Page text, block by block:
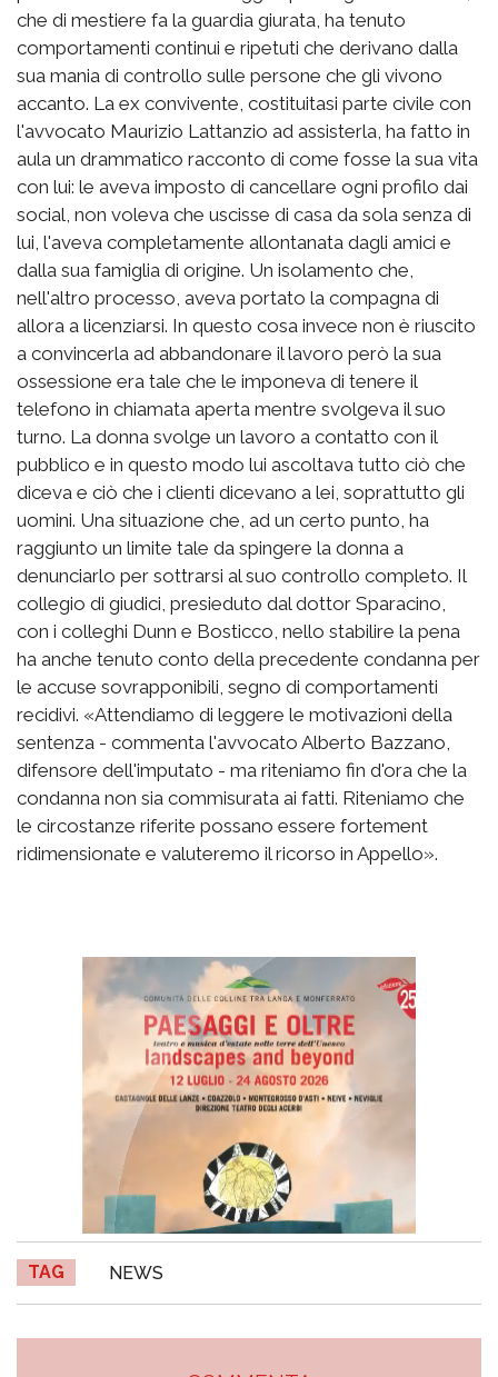
che di mestiere fa la guardia giurata, ha tenuto
comportamenti continui e ripetuti che derivano dalla
sua mania di controllo sulle persone che gli vivono
accanto. La ex convivente, costituitasi parte civile con
l'avvocato Maurizio Lattanzio ad assisterla, ha fatto in
aula un drammatico racconto di come fosse la sua vita
con lui: le aveva imposto di cancellare ogni profilo dai
social, non voleva che uscisse di casa da sola senza di
lui, l'aveva completamente allontanata dagli amici e
dalla sua famiglia di origine. Un isolamento che,
nell'altro processo, aveva portato la compagna di
allora a licenziarsi. In questo cosa invece non è riuscito
a convincerla ad abbandonare il lavoro però la sua
ossessione era tale che le imponeva di tenere il
telefono in chiamata aperta mentre svolgeva il suo
turno. La donna svolge un lavoro a contatto con il
pubblico e in questo modo lui ascoltava tutto ciò che
diceva e ciò che i clienti dicevano a lei, soprattutto gli
uomini. Una situazione che, ad un certo punto, ha
raggiunto un limite tale da spingere la donna a
denunciarlo per sottrarsi al suo controllo completo. Il
collegio di giudici, presieduto dal dottor Sparacino,
con i colleghi Dunn e Bosticco, nello stabilire la pena
ha anche tenuto conto della precedente condanna per
le accuse sovrapponibili, segno di comportamenti
recidivi. «Attendiamo di leggere le motivazioni della
sentenza - commenta l'avvocato Alberto Bazzano,
difensore dell'imputato - ma riteniamo fin d'ora che la
condanna non sia commisurata ai fatti. Riteniamo che
le circostanze riferite possano essere fortement
ridimensionate e valuteremo il ricorso in Appello».
TAG NEWS